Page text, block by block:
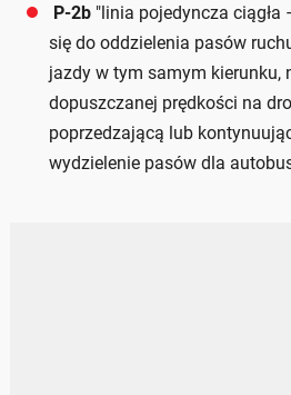
P-2b "linia pojedyncza ciągła
się do oddzielenia pasów
jazdy w tym samym kierunku,
dopuszczanej prędkości na
poprzedzającą lub
wydzielenie pasów dla